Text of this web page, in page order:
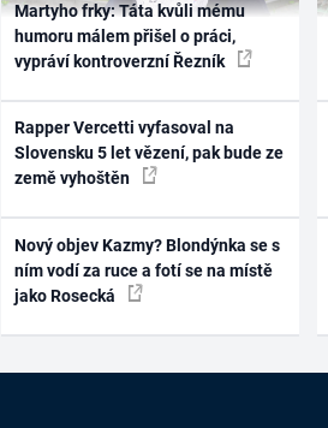
Martyho frky: Táta kvůli mému
humoru málem přišel o práci,
vypráví kontroverzní Řezník
Rapper Vercetti vyfasoval na
Slovensku 5 let vězení, pak bude ze
země vyhoštěn
Nový objev Kazmy? Blondýnka se s
ním vodí za ruce a fotí se na místě
jako Rosecká